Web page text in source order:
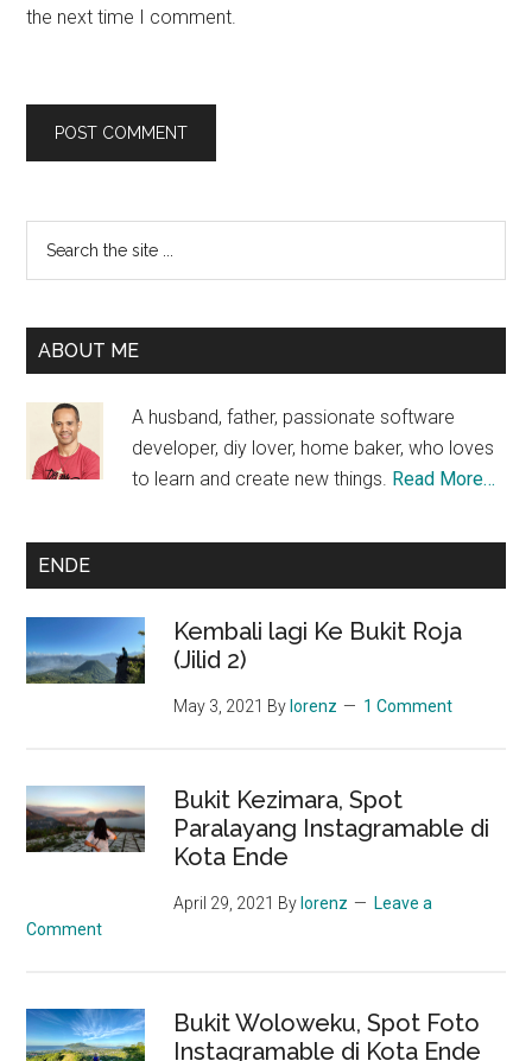
the next time I comment.
Primary
Sidebar
...
ABOUT ME
A husband, father, passionate software
developer, diy lover, home baker, who loves
to learn and create new things. Read More…
ENDE
Kembali lagi Ke Bukit Roja
(Jilid 2)
May 3, 2021 By lorenz 1 Comment
Bukit Kezimara, Spot
Paralayang Instagramable di
Kota Ende
April 29, 2021 By lorenz
Leave a
Comment
Bukit Woloweku, Spot Foto
Instagramable di Kota Ende